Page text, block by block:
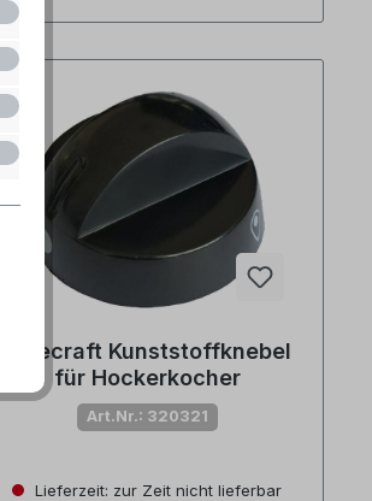
Bluecraft Kunststoffknebel
für Hockerkocher
Art.Nr.: 320321
Lieferzeit: zur Zeit nicht lieferbar